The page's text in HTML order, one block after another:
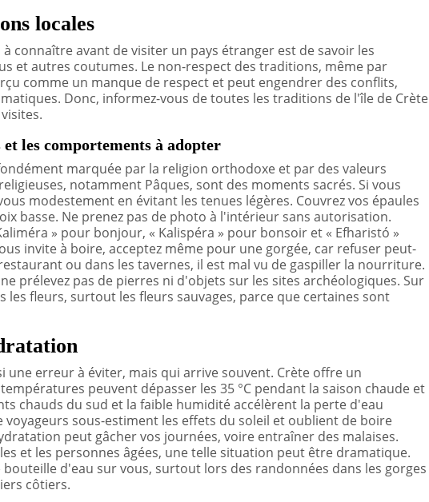
locales
connaître avant de visiter un pays étranger est de savoir les
et autres coutumes. Le non-respect des traditions, même par
comme un manque de respect et peut engendrer des conflits,
Donc, informez-vous de toutes les traditions de l'île de Crète
les comportements à adopter
marquée par la religion orthodoxe et par des valeurs
notamment Pâques, sont des moments sacrés. Si vous
modestement en évitant les tenues légères. Couvrez vos épaules
basse. Ne prenez pas de photo à l'intérieur sans autorisation.
» pour bonjour, « Kalispéra » pour bonsoir et « Efharistó »
invite à boire, acceptez même pour une gorgée, car refuser peut-
ou dans les tavernes, il est mal vu de gaspiller la nourriture.
prélevez pas de pierres ni d'objets sur les sites archéologiques. Sur
les fleurs, surtout les fleurs sauvages, parce que certaines sont
une erreur à éviter, mais qui arrive souvent. Crète offre un
peuvent dépasser les 35 °C pendant la saison chaude et
chauds du sud et la faible humidité accélèrent la perte d'eau
voyageurs sous-estiment les effets du soleil et oublient de boire
peut gâcher vos journées, voire entraîner des malaises.
et les personnes âgées, une telle situation peut être dramatique.
d'eau sur vous, surtout lors des randonnées dans les gorges
côtiers.